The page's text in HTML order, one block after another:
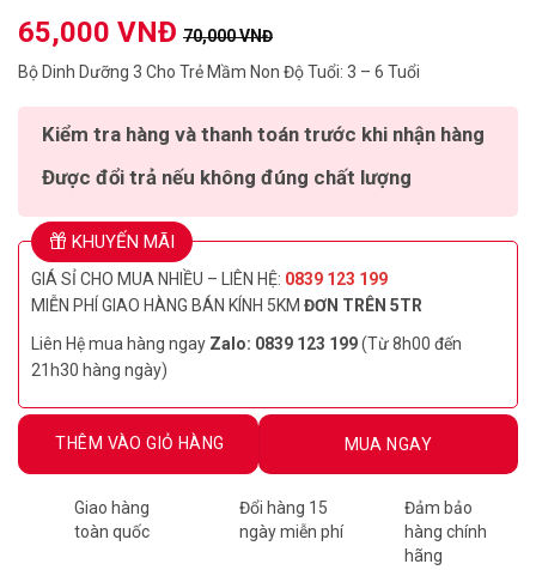
65,000 VNĐ 70,000VNĐ
Bộ Dinh Dưỡng 3 Cho Trẻ Mầm Non Độ Tuổi: 3 – 6 Tuổi
Kiểm tra hàng và thanh toán trước khi nhận hàng
Được đổi trả nếu không đúng chất lượng
KHUYẾN MÃI
GIÁ SỈ CHO MUA NHIỀU – LIÊN HỆ: 0839 123 199
MIỄN PHÍ GIAO HÀNG BÁN KÍNH 5KM ĐƠN TRÊN 5TR
Liên Hệ mua hàng ngay Zalo: 0839 123 199(Từ 8h00 đến
21h30 hàng ngày)
THÊM VÀO GIỎ HÀNG MUA NGAY
Giao hàng
toàn quốc
Đổi hàng 15
ngày miễn phí
Đảm bảo
hàng chính
hãng